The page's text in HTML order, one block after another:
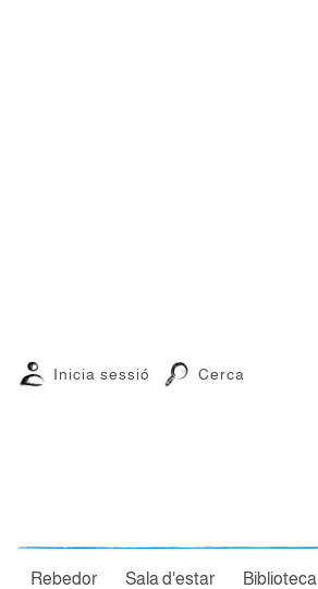
Inicia sessió Cerca
Rebedor Sala d'estar Biblioteca